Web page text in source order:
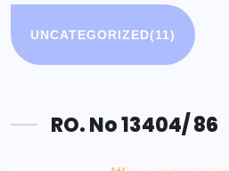
UNCATEGORIZED(11)
RO. No 13404/ 86